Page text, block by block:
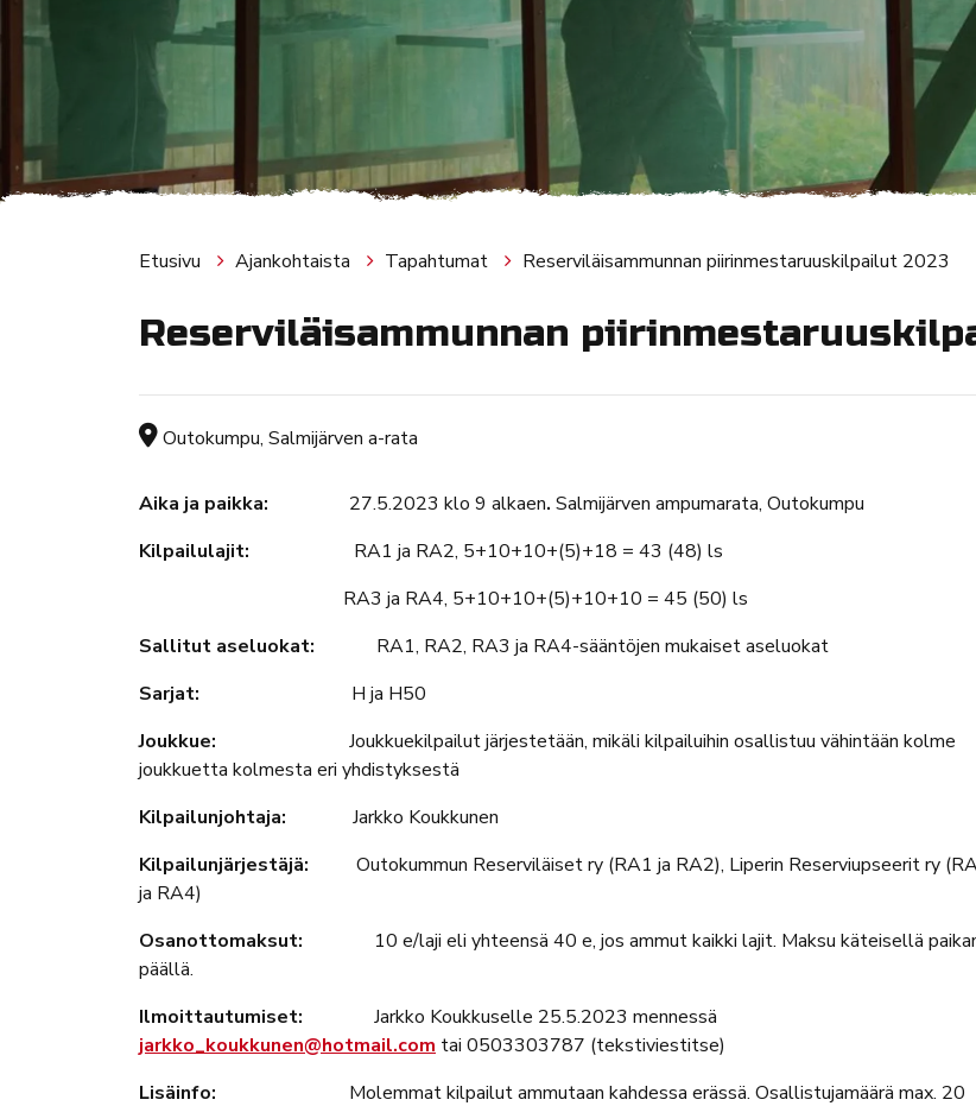
Etusivu Ajankohtaista Tapahtumat Reserviläisammunnan piirinmestaruuskilpailut 2023
Reserviläisammunnan
Tapahtuman sijainti
Outokumpu, Salmijärven a-rata
Aika ja paikka: 27.5.2023 klo 9 alkaen. Salmijärven ampumarata, Outokumpu
Kilpailulajit: RA1 ja RA2, 5+10+10+(5)+18 = 43 (48) ls
RA3 ja RA4, 5+10+10+(5)+10+10 = 45 (50) ls
Sallitut aseluokat: RA1, RA2, RA3 ja RA4-sääntöjen mukaiset aseluokat
Sarjat: H ja H50
Joukkue: Joukkuekilpailut järjestetään, mikäli kilpailuihin osallistuu vähintään kolme
joukkuetta kolmesta eri yhdistyksestä
Kilpailunjohtaja: Jarkko Koukkunen
Kilpailunjärjestäjä: Outokummun Reserviläiset ry (RA1 ja RA2), Liperin Reserviupseerit ry
ja RA4)
Osanottomaksut: 10 e/laji eli yhteensä 40 e, jos ammut kaikki lajit. Maksu käteisellä
päällä.
Ilmoittautumiset: Jarkko Koukkuselle 25.5.2023 mennessä
jarkko_koukkunen@hotmail.com tai 0503303787 (tekstiviestitse)
Lisäinfo: Molemmat kilpailut ammutaan kahdessa erässä. Osallistujamäärä max. 20